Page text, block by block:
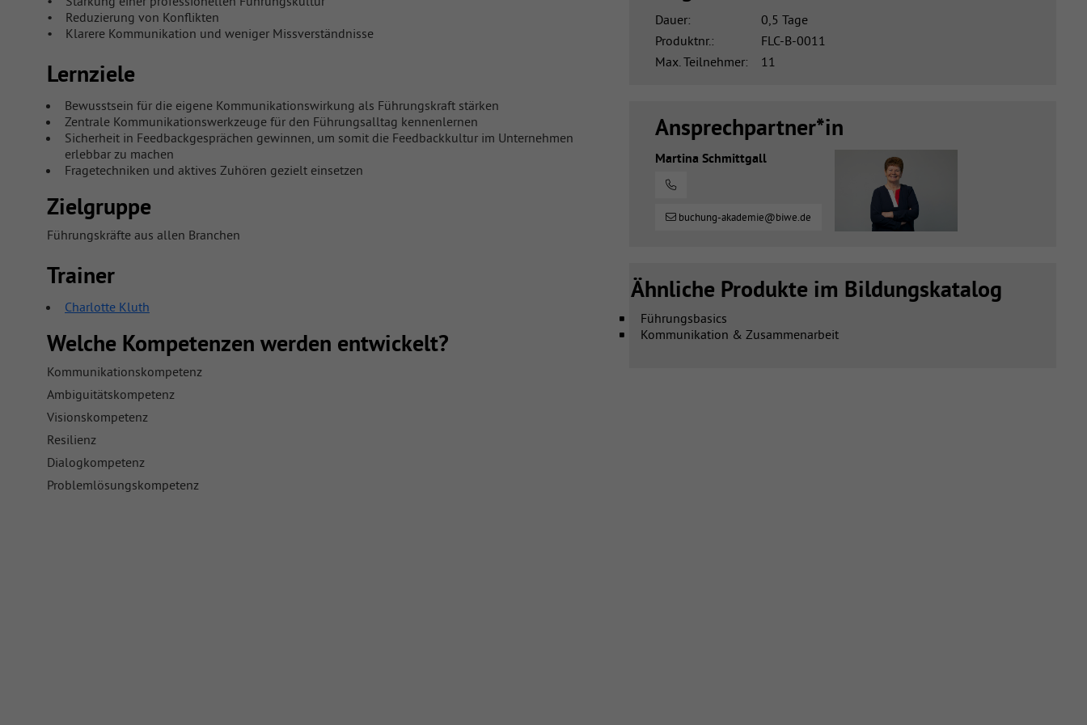
• Reduzierung von Konflikten
• Klarere Kommunikation und weniger Missverständnisse
Lernziele
Bewusstsein für die eigene Kommunikationswirkung als Führungskraft stärken
Zentrale Kommunikationswerkzeuge für den Führungsalltag kennenlernen
Sicherheit in Feedbackgesprächen gewinnen, um somit die Feedbackkultur im Unternehmen
erlebbar zu machen
Fragetechniken und aktives Zuhören gezielt einsetzen
Zielgruppe
Führungskräfte aus allen Branchen
Trainer
Charlotte Kluth
Welche Kompetenzen werden entwickelt?
Kommunikationskompetenz
Ambiguitätskompetenz
Visionskompetenz
Resilienz
Dialogkompetenz
Problemlösungskompetenz
Dauer:
0,5 Tage
Produktnr.:
FLC-B-0011
Max. Teilnehmer:
11
Ansprechpartner*in
Martina Schmittgall
buchung-akademie@biwe.de
Ähnliche Produkte im Bildungskatalog
Führungsbasics
Kommunikation & Zusammenarbeit